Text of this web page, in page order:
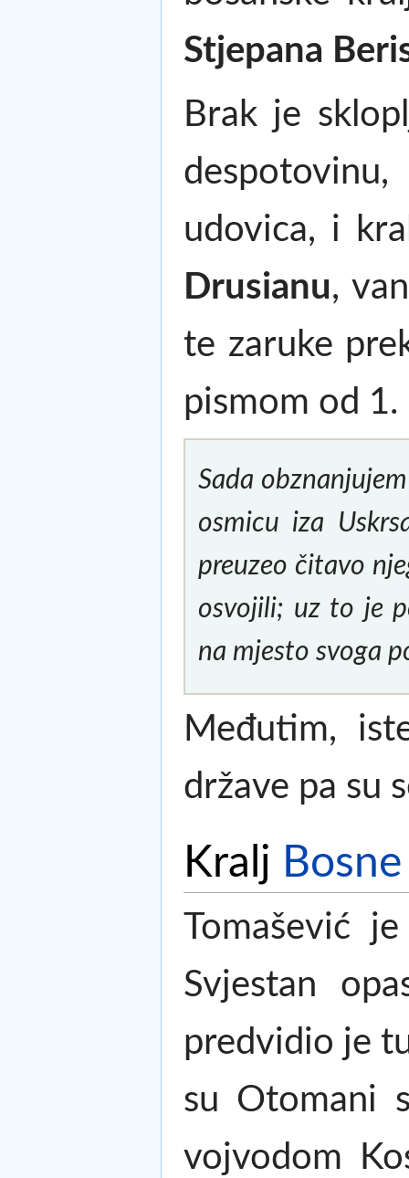
Stjepana
Brak je
udovica, i
Drusianu,
te zaruke
pismom od 1.
Sada
osmicu iza
preuzeo čitavo
osvojili; uz to je
na mjesto svoga
Međutim,
države pa su
Kralj Bosne
Tomašević
Svjestan
predvidio je
su Otomani
vojvodom